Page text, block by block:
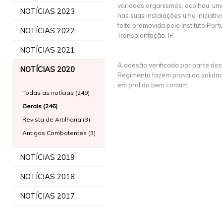
NOTÍCIAS 2023
NOTÍCIAS 2022
NOTÍCIAS 2021
NOTÍCIAS 2020
Todas as notícias (249)
Gerais (246)
Revista de Artilharia (3)
Antigos Combatentes (3)
NOTÍCIAS 2019
NOTÍCIAS 2018
NOTÍCIAS 2017
variados organismos, acolheu,
nas suas instalações uma
feita promovida pelo Instituto
Transplantação, IP.
A adesão verificada por parte
Regimento fazem prova da
em prol do bem comum.